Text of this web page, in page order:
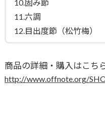
10.固み節
11.六調
12.目出度節（松竹梅）
商品の詳細・購入はこち
http://www.offnote.org/